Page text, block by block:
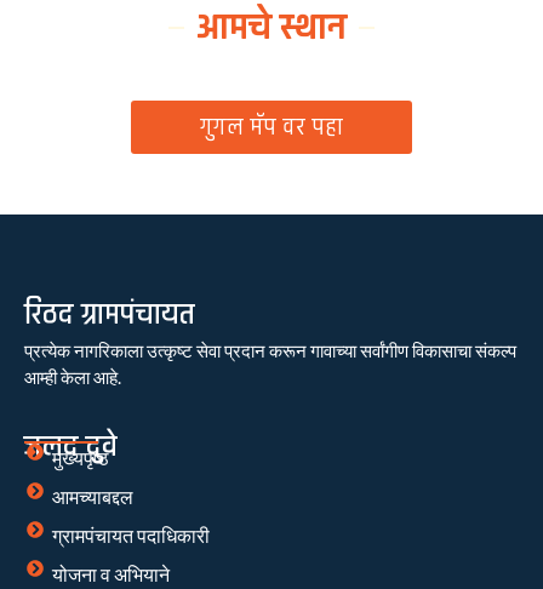
आमचे स्थान
गुगल मॅप वर पहा
रिठद ग्रामपंचायत
प्रत्येक नागरिकाला उत्कृष्ट सेवा प्रदान करून गावाच्या सर्वांगीण विकासाचा संकल्प
आम्ही केला आहे.
जलद दुवे
मुख्यपृष्ठ
आमच्याबद्दल
ग्रामपंचायत पदाधिकारी
योजना व अभियाने